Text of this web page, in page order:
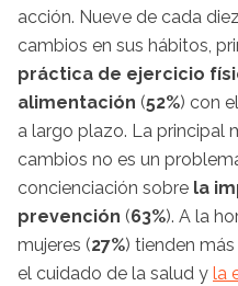
acción. Nueve de cada
cambios en sus hábitos,
práctica de ejercicio
alimentación (52%) con
a largo plazo. La principal
cambios no es un
concienciación sobre la
prevención (63%). A la
mujeres (27%) tienden
el cuidado de la salud y la